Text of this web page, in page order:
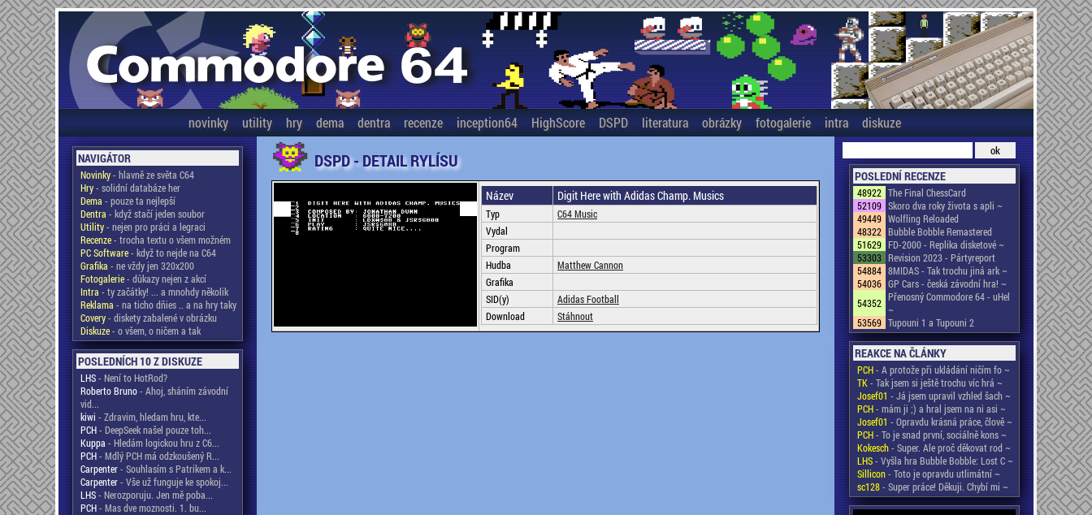
novinky utility hry dema dentra recenze inception64 HighScore DSPD literatura obrázky fotogalerie intra diskuze
NAVIGÁTOR
Novinky- hlavně ze světa C64
Hry- solidní databáze her
Dema - pouze ta nejlepší
Dentra - když stačí jeden soubor
Utility- nejen pro práci a legraci
Recenze- trocha textu o všem možném
PC Software- když to nejde na C64
Grafika - ne vždy jen 320x200
Fotogalerie- důkazy nejen z akcí
Intra - ty začátky! ... a mnohdy několik
Reklama - na ticho dňies .. a na hry taky
Covery- diskety zabalené v obrázku
Diskuze- o všem, o ničem a tak
POSLEDNÍCH 10 Z DISKUZE
LHS- Není to HotRod?
Roberto Bruno- Ahoj, sháním závodní
vid...
kiwi - Zdravim, hledam hru, kte...
PCH- DeepSeek našel pouze toh...
Kuppa - Hledám logickou hru z C6...
PCH- Mdlý PCH má odzkoušený R...
Carpenter- Souhlasím s Patrikem a k...
Carpenter- Vše už funguje ke spokoj...
LHS- Nerozporuju. Jen mě poba...
PCH- Mas dve moznosti. 1. bu...
DSPD - DETAIL RYLÍSU
Název Digit Here with Adidas Champ. Musics
Typ
C64 Music
Vydal
Program
Hudba
Matthew Cannon
Grafika
SID(y)
Adidas Football
Download
Stáhnout
POSLEDNÍ RECENZE
48922 The Final ChessCard
52109 Skoro dva roky života s apli ~
49449 Wolfling Reloaded
48322 Bubble Bobble Remastered
51629 FD-2000 - Replika disketové ~
53303 Revision 2023 - Pártyreport
54884 8MIDAS - Tak trochu jiná ark ~
54036 GP Cars - česká závodní hra! ~
54352 Přenosný Commodore 64 - uHel
~
53569 Tupouni 1 a Tupouni 2
REAKCE NA ČLÁNKY
PCH- A protože při ukládání ničím fo ~
TK- Tak jsem si ještě trochu víc hrá ~
Josef01 - Já jsem upravil vzhled šach ~
PCH- mám ji ;) a hral jsem na ni asi ~
Josef01 - Opravdu krásná práce, člově ~
PCH- To je snad první, sociálně kons ~
Kokesch- Super. Ale proč děkovat rod ~
LHS- Vyšla hra Bubble Bobble: Lost C ~
Sillicon- Toto je opravdu utlimátní ~
sc128- Super práce! Děkuji. Chybí mi ~